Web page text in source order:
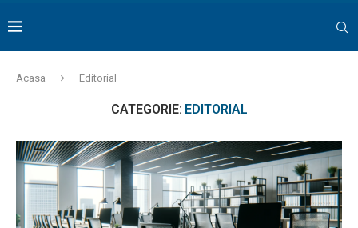
Acasa Editorial
CATEGORIE: EDITORIAL